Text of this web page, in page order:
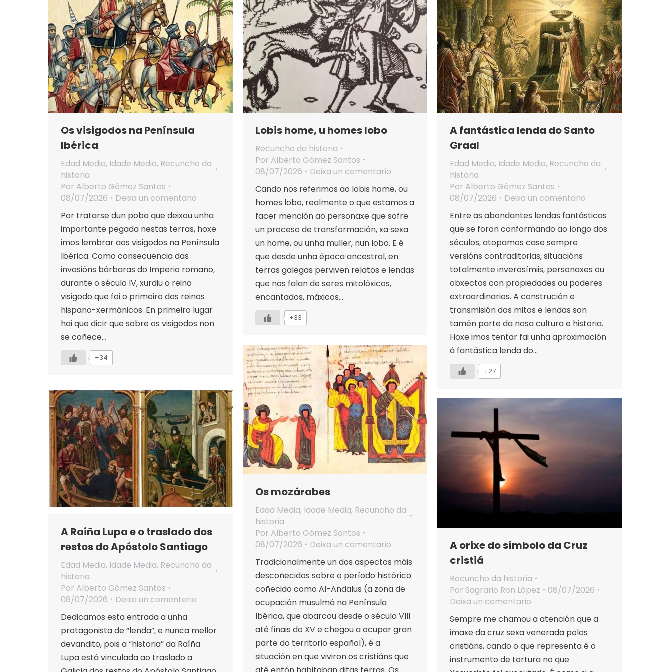
Os visigodos na Península
Ibérica
Edad Media, Idade Media, Recuncho da
historia
Por Alberto Gómez Santos
08/07/2026
Deixa un comentario
Por tratarse dun pobo que deixou unha
importante pegada nestas terras, hoxe
imos lembrar aos visigodos na Península
Ibérica. Como consecuencia das
invasións bárbaras do Imperio romano,
durante o século IV, xurdiu o reino
visigodo que foi o primeiro dos reinos
hispano-xermánicos. En primeiro lugar
hai que dicir que sobre os visigodos non
se coñece…
+34
Lobis home, u homes lobo
Recuncho da historia
Por Alberto Gómez Santos
08/07/2026
Deixa un comentario
Cando nos referimos ao lobis home, ou
homes lobo, realmente o que estamos a
facer mención ao personaxe que sofre
un proceso de transformación, xa sexa
un home, ou unha muller, nun lobo. E é
que desde unha época ancestral, en
terras galegas perviven relatos e lendas
que nos falan de seres mitolóxicos,
encantados, máxicos…
+33
A fantástica lenda do Santo
Graal
Edad Media, Idade Media, Recuncho da
historia
Por Alberto Gómez Santos
08/07/2026
Deixa un comentario
Entre as abondantes lendas fantásticas
que se foron conformando ao longo dos
séculos, atopamos case sempre
versións contraditorias, situacións
totalmente inverosímiis, personaxes ou
obxectos con propiedades ou poderes
extraordinarios. A construción e
transmisión dos mitos e lendas son
tamén parte da nosa cultura e historia.
Hoxe imos tentar fai unha aproximación
á fantástica lenda do…
+27
Os mozárabes
Edad Media, Idade Media, Recuncho da
historia
Por Alberto Gómez Santos
08/07/2026
Deixa un comentario
Tradicionalmente un dos aspectos máis
descoñecidos sobre o período histórico
coñecido como Al-Andalus (a zona de
ocupación musulmá na Península
Ibérica, que abarcou desde o século VIII
até finais do XV e chegou a ocupar gran
parte do territorio español), é a
situación en que viviron os cristiáns que
A Raiña Lupa e o traslado dos
restos do Apóstolo Santiago
Edad Media, Idade Media, Recuncho da
historia
Por Alberto Gómez Santos
08/07/2026
Deixa un comentario
Dedicamos esta entrada a unha
protagonista de “lenda”, e nunca mellor
devandito, pois a “historia” da Raíña
Lupa está vinculada ao traslado a
A orixe do símbolo da Cruz
cristiá
Recuncho da historia
Por Sagrario Ron López
08/07/2026
Deixa un comentario
Sempre me chamou a atención que a
imaxe da cruz sexa venerada polos
cristiáns, cando o que representa é o
instrumento de tortura no que